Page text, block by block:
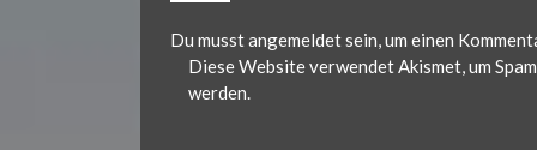
Du musstangemeldetsein, um einen
Diese Website verwendet Akismet, um
werden.